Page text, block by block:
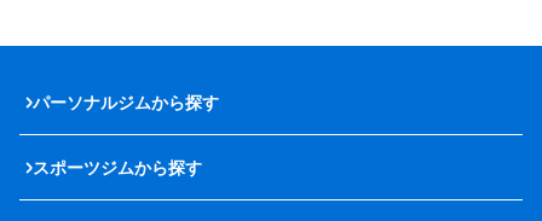
パーソナルジムから探す
スポーツジムから探す